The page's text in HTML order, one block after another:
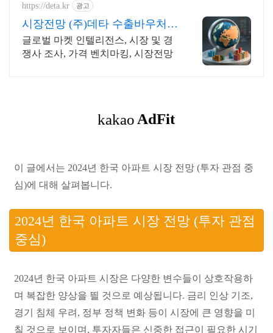
https://deta.kr 광고
시장전망 (주)데타 수출바우처
수행기관 선정
글로벌 마켓 인텔리전스, 시장 및 경
쟁사 조사, 가격 벤치마킹, 시장전망
이 글에서는 2024년 한국 아파트 시장 전망 (투자 관점 중
심)에 대해 살펴봅니다.
2024년 한국 아파트 시장 전망 (투자 관점
중심)
2024년 한국 아파트 시장은 다양한 변수들이 상호작용하
며 복잡한 양상을 띌 것으로 예상됩니다. 금리 인상 기조,
경기 침체 우려, 정부 정책 변화 등이 시장에 큰 영향을 미
칠 것으로 보이며, 투자자들은 신중한 접근이 필요한 시기